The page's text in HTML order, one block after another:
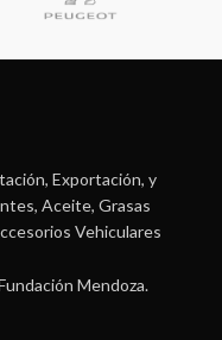
Exportación, y
Aceite, Grasas
Vehiculares
Mendoza.